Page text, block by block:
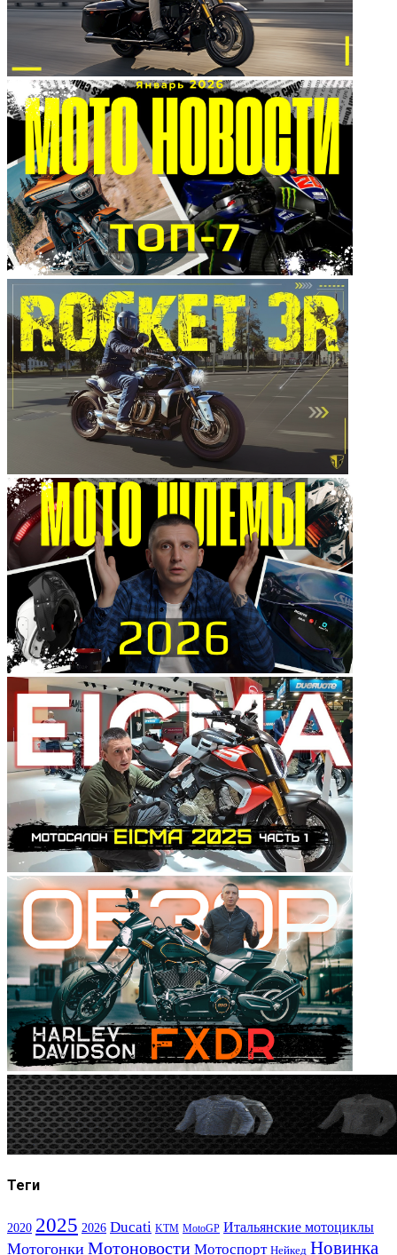
Теги
2020 2025 2026 Ducati KTM MotoGP Итальянские мотоциклы
Мотогонки Мотоновости Мотоспорт Нейкед Новинка